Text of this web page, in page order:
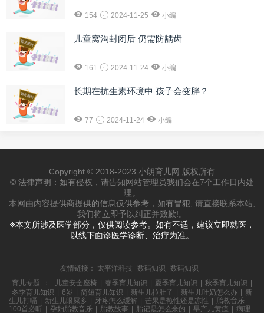
154 2024-11-25 小编
儿童窝沟封闭后 仍需防龋齿
161 2024-11-24 小编
长期在抗生素环境中 孩子会变胖？
77 2024-11-24 小编
Copyright © 2018-2023 小朗育儿网 版权所有
© 法律声明：如有侵权，请告知网站管理员我们会在7个工作日内处
理。
本网由内容提供商提供的信息仅供参考，如有冒犯, 请直接联系本站,
我们将立即予以纠正并致歉!。
※本文所涉及医学部分，仅供阅读参考。如有不适，建议立即就医，
以线下面诊医学诊断、治疗为准。
友情链接： 太平洋科技 数码知识
数码知识
育儿专题
： 儿童安全座椅 春季育儿知识 夏季育儿知识 秋季育儿知识
冬季育儿知识
6岁 简短育儿知识 新生儿拉肚子 新生儿吐奶怎么办
新
生儿打嗝
新生儿眼屎多 牙疼怎么缓解 芒果是热性还是凉性
胎教音乐
100首必听
孕妇胎教音乐 胎教故事 胎记是怎么来的 早产儿黄疸
病理